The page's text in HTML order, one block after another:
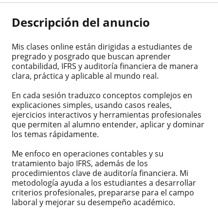
Descripción del anuncio
Mis clases online están dirigidas a estudiantes de
pregrado y posgrado que buscan aprender
contabilidad, IFRS y auditoría financiera de manera
clara, práctica y aplicable al mundo real.
En cada sesión traduzco conceptos complejos en
explicaciones simples, usando casos reales,
ejercicios interactivos y herramientas profesionales
que permiten al alumno entender, aplicar y dominar
los temas rápidamente.
Me enfoco en operaciones contables y su
tratamiento bajo IFRS, además de los
procedimientos clave de auditoría financiera. Mi
metodología ayuda a los estudiantes a desarrollar
criterios profesionales, prepararse para el campo
laboral y mejorar su desempeño académico.